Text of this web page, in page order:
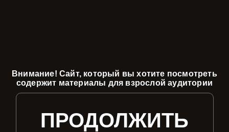
Внимание! Сайт, который вы хотите посмотреть
содержит материалы для взрослой аудитории
ПРОДОЛЖИТЬ